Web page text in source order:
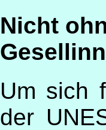
Nicht
Um sich
der